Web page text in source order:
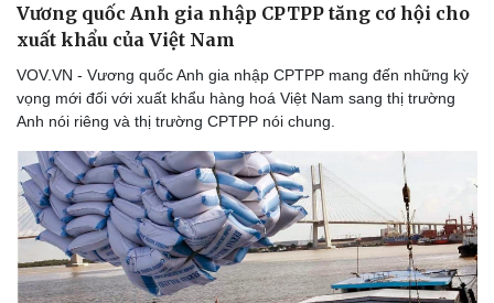
Vương quốc Anh gia nhập CPTPP tăng cơ hội cho
xuất khẩu của Việt Nam
VOV.VN - Vương quốc Anh gia nhập CPTPP mang đến những kỳ
vọng mới đối với xuất khẩu hàng hoá Việt Nam sang thị trường
Anh nói riêng và thị trường CPTPP nói chung.